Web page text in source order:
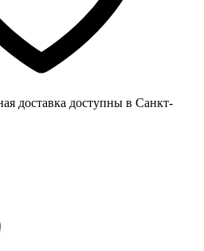
доставка доступны в Санкт-